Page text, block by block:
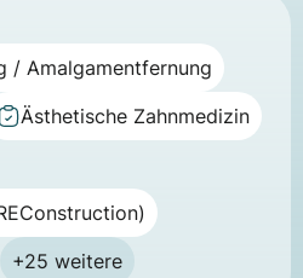
/ Amalgamentfernung
Ästhetische Zahnmedizin
+25 weitere